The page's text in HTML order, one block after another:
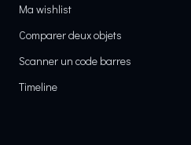
Ma wishlist
Comparer deux objets
Scanner un code barres
Timeline